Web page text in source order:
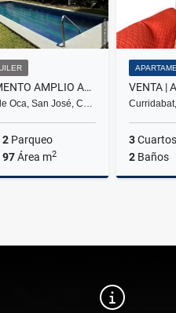
ALQUILER APARTAMENTO AMPLIO AL COSTADO UCR
Oca, San José, C…
2Parqueo
97Área m2
3Cuartos
2 Baños